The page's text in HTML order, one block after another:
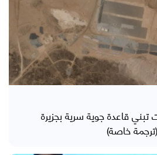
قاعدة جوية سرية بجزيرة
خاصة)